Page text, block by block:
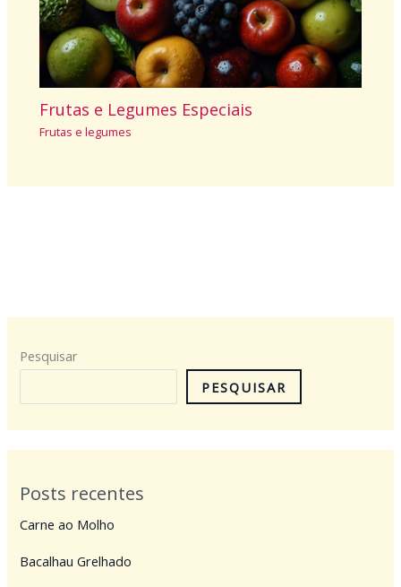
Frutas e Legumes Especiais
Frutas e legumes
Pesquisar
PESQUISAR
Posts recentes
Carne ao Molho
Bacalhau Grelhado